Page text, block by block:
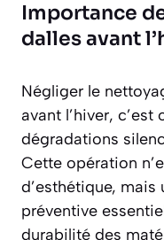
Importance
dalles avant
Négliger le
avant l’hiver,
dégradations
Cette opération
d’esthétique,
préventive
durabilité des